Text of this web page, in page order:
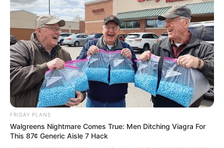
FRIDAY PLANS
Walgreens Nightmare Comes True: Men Ditching Viagra For
This 87¢ Generic Aisle 7 Hack